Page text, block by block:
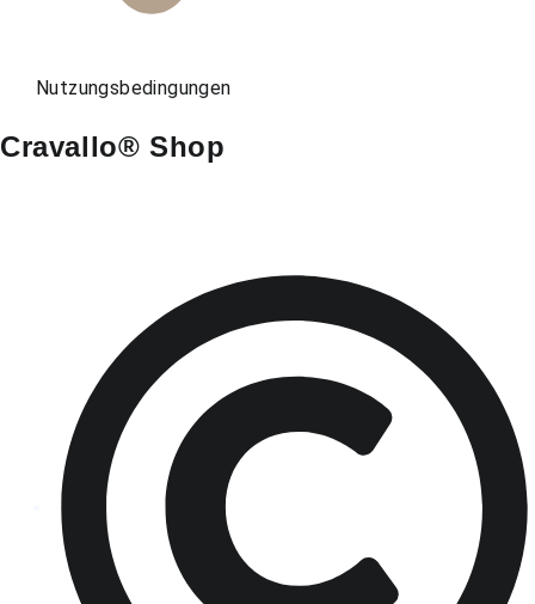
Nutzungsbedingungen
Cravallo® Shop